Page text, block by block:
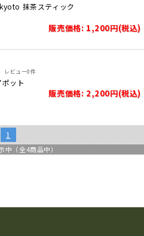
抹茶スティック
販売価格: 1,200円(税込)
レビュー0件
ット
販売価格: 2,200円(税込)
1
中（全4商品中）